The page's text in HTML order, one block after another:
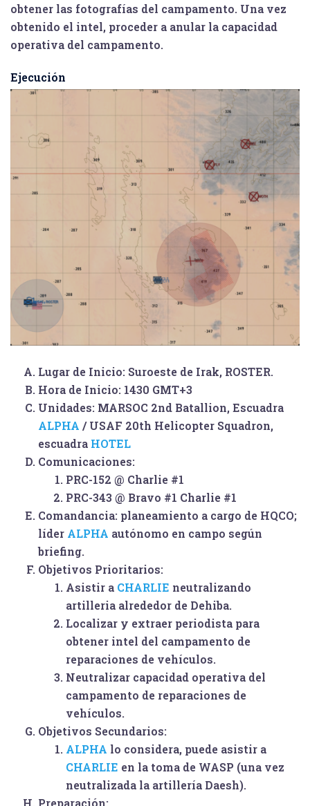
obtener las fotografías del campamento. Una vez
obtenido el intel, proceder a anular la capacidad
operativa del campamento.
Ejecución
Lugar de Inicio: Suroeste de Irak, ROSTER.
Hora de Inicio: 1430 GMT+3
Unidades: MARSOC 2nd Batallion, Escuadra
ALPHA / USAF 20th Helicopter Squadron,
escuadra HOTEL
Comunicaciones:
PRC-152 @ Charlie #1
PRC-343 @ Bravo #1 Charlie #1
Comandancia: planeamiento a cargo de HQCO;
líder ALPHA autónomo en campo según
briefing.
Objetivos Prioritarios:
Asistir a CHARLIE neutralizando
artilleria alrededor de Dehiba.
Localizar y extraer periodista para
obtener intel del campamento de
reparaciones de vehículos.
Neutralizar capacidad operativa del
campamento de reparaciones de
vehículos.
Objetivos Secundarios:
ALPHA lo considera, puede asistir a
CHARLIE en la toma de WASP (una vez
neutralizada la artillería Daesh).
Preparación: